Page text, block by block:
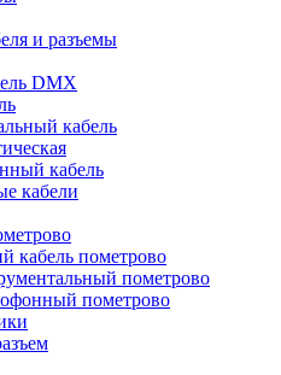
и разъемы
DMX
кабель
кабель
кабели
кабель пометрово
пометрово
пометрово